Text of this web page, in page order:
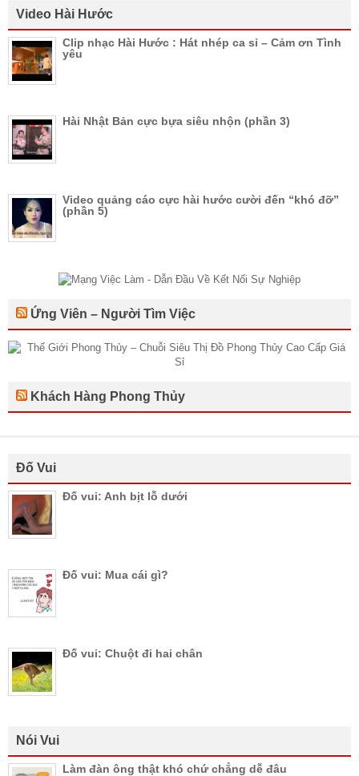
Video Hài Hước
Clip nhạc Hài Hước : Hát nhép ca sỉ – Cảm ơn Tình
yêu
Hài Nhật Bản cực bựa siêu nhộn (phần 3)
Video quảng cáo cực hài hước cười đến “khó đỡ”
(phần 5)
Ứng Viên – Người Tìm Việc
Khách Hàng Phong Thủy
Đố Vui
Đố vui: Anh bịt lỗ dưới
Đố vui: Mua cái gì?
Đố vui: Chuột đi hai chân
Nói Vui
Làm đàn ông thật khó chứ chẳng dễ đâu